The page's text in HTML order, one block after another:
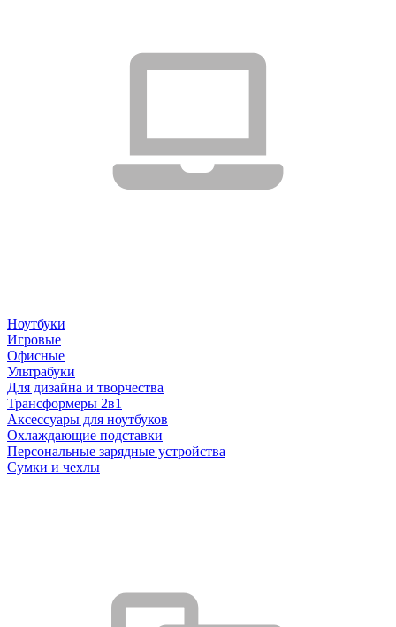
Ноутбуки
Игровые
Офисные
Ультрабуки
Для дизайна и творчества
Трансформеры 2в1
Аксессуары для ноутбуков
Охлаждающие подставки
Персональные зарядные устройства
Сумки и чехлы